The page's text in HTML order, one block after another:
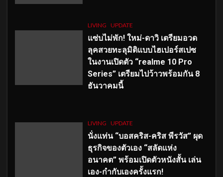
LIVING UPDATE
แซ่บไม่พัก! ใหม่-ดาวิ เตรียมอวด
ลุคสวยทะลุมิติแบบไฮเปอร์สเปซ
ในงานเปิดตัว “realme 10 Pro
Series” เตรียมไปว้าวพร้อมกัน 8
ธันวาคมนี้
LIVING UPDATE
นั่งแท่น “บอสคริส-คริส พีรวัส” ผุด
ธุรกิจของตัวเอง “สลัดแห่ง
อนาคต” พร้อมเปิดตัวหนังสั้น เล่น
เอง-กำกับเองครั้งแรก!